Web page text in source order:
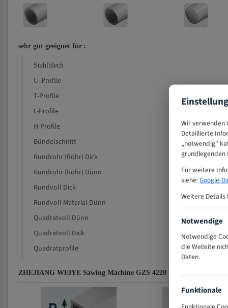
sehr gut geeignet für :
Stahlblech
U-Profile
T-Profile
L-Profile
H-Profile
Bündelschnitt
Rundrohr (Rohr) Dick
Rundrohr (Rohr) Dünn
Rundvoll Dick
Rundvoll Material Dünn
Quadratvoll Dünn
Quadratvoll Dick
Quadratprofile
ZHEJIANG WEIYE Sawing Machine GZS 4228 für 5340 mm Bi-
Wir verwenden
Detaillierte
„notwendig"
grundlegenden
Für weitere
siehe:Google-
Weitere Details
Notwendige
Notwendige
die Website
Daten.
Funktionale